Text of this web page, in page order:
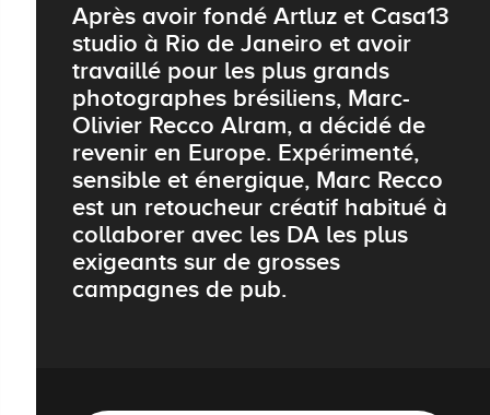
Après avoir fondé Artluz et Casa13
studio à Rio de Janeiro et avoir
travaillé pour les plus grands
photographes brésiliens, Marc-
Olivier Recco Alram, a décidé de
revenir en Europe. Expérimenté,
sensible et énergique, Marc Recco
est un retoucheur créatif habitué à
collaborer avec les DA les plus
exigeants sur de grosses
campagnes de pub.